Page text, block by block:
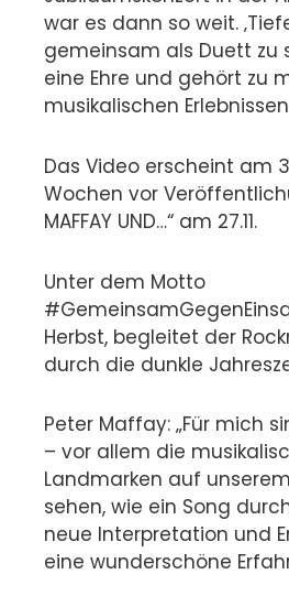
war es dann so weit.
gemeinsam als Duett zu
eine Ehre und gehört zu
musikalischen
Das Video erscheint am
Wochen vor
MAFFAY UND…“ am 27.11.
Unter dem Motto
Herbst, begleitet der
durch die dunkle
Peter Maffay: „Für mich
– vor allem die
Landmarken auf
sehen, wie ein Song
neue Interpretation und
eine wunderschöne